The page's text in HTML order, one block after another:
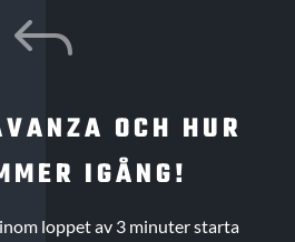
J
OCH HUR
IGÅNG!
loppet av 3 minuter starta